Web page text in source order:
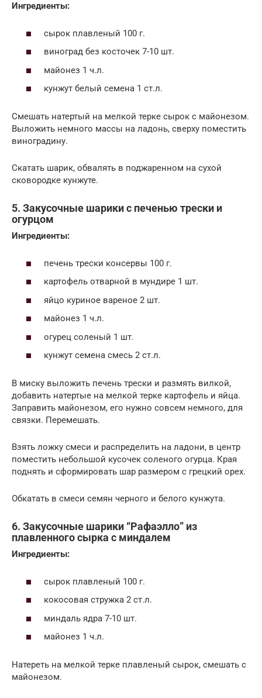
Ингредиенты:
сырок плавленый 100 г.
виноград без косточек 7-10 шт.
майонез 1 ч.л.
кунжут белый семена 1 ст.л.
Смешать натертый на мелкой терке сырок с майонезом.
Выложить немного массы на ладонь, сверху поместить
виноградину.
Скатать шарик, обвалять в поджаренном на сухой
сковородке кунжуте.
5. Закусочные шарики с печенью трески и
огурцом
Ингредиенты:
печень трески консервы 100 г.
картофель отварной в мундире 1 шт.
яйцо куриное вареное 2 шт.
майонез 1 ч.л.
огурец соленый 1 шт.
кунжут семена смесь 2 ст.л.
В миску выложить печень трески и размять вилкой,
добавить натертые на мелкой терке картофель и яйца.
Заправить майонезом, его нужно совсем немного, для
связки. Перемешать.
Взять ложку смеси и распределить на ладони, в центр
поместить небольшой кусочек соленого огурца. Края
поднять и сформировать шар размером с грецкий орех.
Обкатать в смеси семян черного и белого кунжута.
6. Закусочные шарики “Рафаэлло” из
плавленного сырка с миндалем
Ингредиенты:
сырок плавленый 100 г.
кокосовая стружка 2 ст.л.
миндаль ядра 7-10 шт.
майонез 1 ч.л.
Натереть на мелкой терке плавленый сырок, смешать с
майонезом.